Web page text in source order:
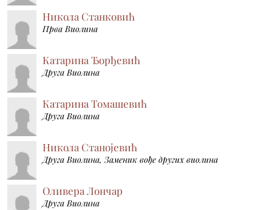
Никола Станковић
Прва Виолина
Катарина Ђорђевић
Друга Виолина
Катарина Томашевић
Друга Виолина
Никола Станојевић
Друга Виолина, Заменик вође других виолина
Оливера Лончар
Друга Виолина